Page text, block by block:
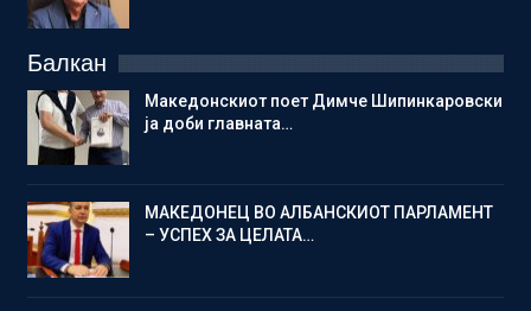
Балкан
Македонскиот поет Димче Шипинкаровски
ја доби главната…
МАКЕДОНЕЦ ВО АЛБАНСКИОТ ПАРЛАМЕНТ
– УСПЕХ ЗА ЦЕЛАТА…